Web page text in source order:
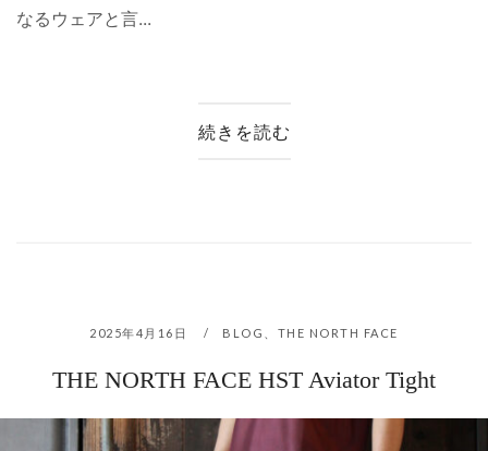
なるウェアと言...
続きを読む
2025年4月16日 BLOG THE NORTH FACE
THE NORTH FACE HST Aviator Tight